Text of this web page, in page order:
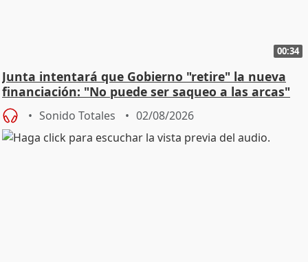
00:34
Junta intentará que Gobierno "retire" la nueva
financiación: "No puede ser saqueo a las arcas"
Sonido Totales 02/08/2026